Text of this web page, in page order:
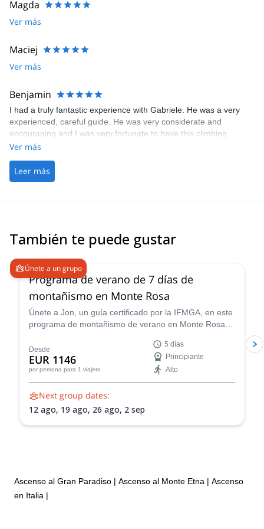
Magda
Ver más
Maciej
Ver más
Benjamin
I had a truly fantastic experience with Gabriele. He was a very
experienced, careful guide. He was very considerate and
encouraging and I was very fortunate to have this climbing
experience.
Ver más
Leer más
También te puede gustar
Únete a un grupo
Programa de verano de 7 días de
montañismo en Monte Rosa
Únete a Jon, un guía certificado por la IFMGA, en este
programa de montañismo de verano en Monte Rosa. Y
de los Alpes.
Desde
EUR 1146
por persona para 1 viajero
5 días
Principiante
Alto
Next group dates:
12 ago, 19 ago, 26 ago, 2 sep
Ascenso al Gran Paradiso | Ascenso al Monte Etna | Ascenso
en Italia |